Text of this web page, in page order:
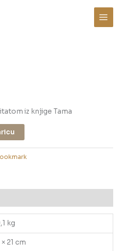
iz knjige Tama
kg
× 21 cm